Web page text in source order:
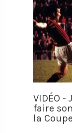
VIDÉO
faire
la